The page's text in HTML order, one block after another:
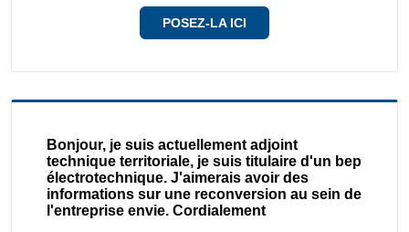
POSEZ-LA ICI
Bonjour, je suis actuellement adjoint
technique territoriale, je suis titulaire d'un bep
électrotechnique. J'aimerais avoir des
informations sur une reconversion au sein de
l'entreprise envie. Cordialement